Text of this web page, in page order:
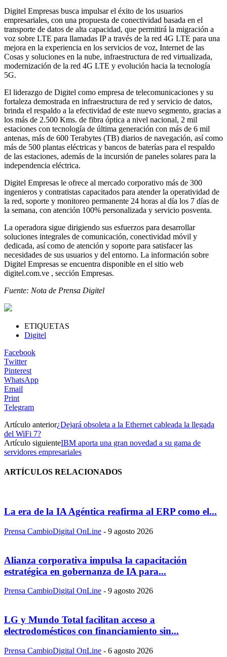
Digitel Empresas busca impulsar el éxito de los usuarios
empresariales, con una propuesta de conectividad basada en el
transporte de datos de alta capacidad, que permitirá la migración a
voz sobre LTE para llamadas IP a través de la red 4G LTE para una
mejora en la experiencia en los servicios de voz, Internet de las
Cosas y soluciones en la nube, infraestructura de red virtualizada,
modernización de la red 4G LTE y evolución hacia la tecnología
5G.
El liderazgo de Digitel como empresa de telecomunicaciones y su
fortaleza demostrada en infraestructura de red y servicio de datos,
brinda el respaldo a la efectividad de este nuevo segmento, gracias a
los más de 2.500 Kms. de fibra óptica a nivel nacional, 2 mil
estaciones con tecnología de última generación con más de 6 mil
antenas, más de 600 Terabytes (TB) diarios de navegación, así como
más de 500 plantas eléctricas y bancos de baterías para el respaldo
de las estaciones, además de la incursión de paneles solares para la
independencia eléctrica.
Digitel Empresas le ofrece al mercado corporativo más de 300
ingenieros y contratistas capacitados para atender la operatividad de
la red, soporte y monitoreo permanente 24 horas al día los 7 días de
la semana, con atención 100% personalizada y servicio posventa.
La operadora sigue dirigiendo sus esfuerzos para desarrollar
soluciones integrales de comunicación, conectividad móvil y
dedicada, así como de atención y soporte para satisfacer las
necesidades de sus usuarios y del entorno. La información sobre
Digitel Empresas se encuentra disponible en el sitio web
digitel.com.ve , sección Empresas.
Fuente: Nota de Prensa Digitel
ETIQUETAS
Digitel
Facebook
Twitter
Pinterest
WhatsApp
Email
Print
Telegram
Artículo anterior¿Dejará obsoleta a la Ethernet cableada la llegada
del WiFi 7?
Artículo siguienteIBM aporta una gran novedad a su gama de
servidores empresariales
ARTÍCULOS RELACIONADOS
La era de la IA Agéntica reafirma al ERP como el...
Prensa CambioDigital OnLine - 9 agosto 2026
Alianza corporativa impulsa la capacitación
estratégica en gobernanza de IA para...
Prensa CambioDigital OnLine - 9 agosto 2026
LG y Mundo Total facilitan acceso a
electrodomésticos con financiamiento sin...
Prensa CambioDigital OnLine - 6 agosto 2026